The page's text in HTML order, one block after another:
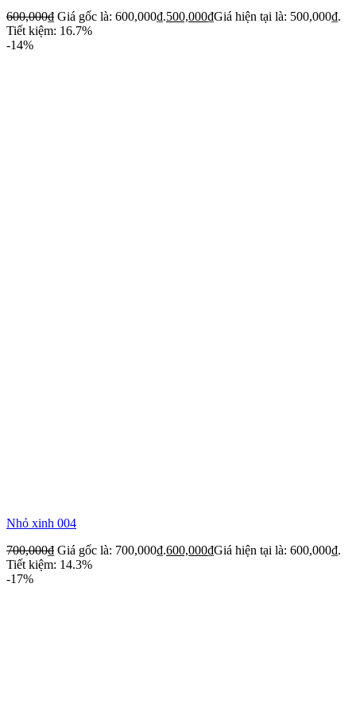
600,000₫ Giá gốc là: 600,000₫.500,000₫Giá hiện tại là: 500,000₫.
Tiết kiệm: 16.7%
-14%
Nhỏ xinh 004
700,000₫ Giá gốc là: 700,000₫.600,000₫Giá hiện tại là: 600,000₫.
Tiết kiệm: 14.3%
-17%